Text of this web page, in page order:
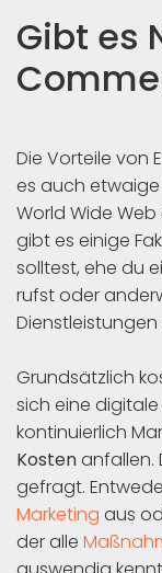
Gibt es
Die Vorteile von
es auch etwaige
World Wide
gibt es einige
solltest, ehe du
rufst oder
Grundsätzlich
sich eine
kontinuierlich
Kostenanfallen.
gefragt.
Marketing aus
der alle